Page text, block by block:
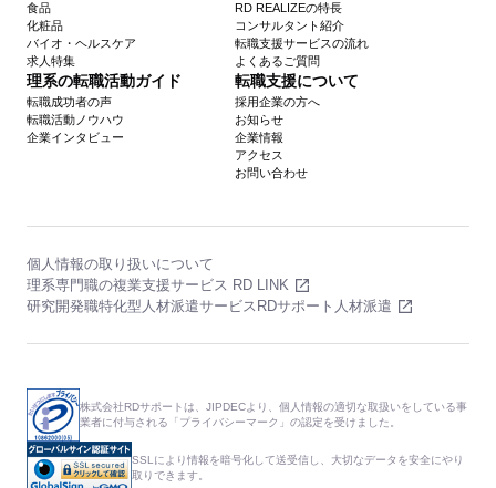
食品
化粧品
バイオ・ヘルスケア
求人特集
RD REALIZEの特長
コンサルタント紹介
転職支援サービスの流れ
よくあるご質問
理系の転職活動ガイド
転職成功者の声
転職活動ノウハウ
企業インタビュー
転職支援について
採用企業の方へ
お知らせ
企業情報
アクセス
お問い合わせ
個人情報の取り扱いについて
理系専門職の複業支援サービス RD LINK
研究開発職特化型人材派遣サービスRDサポート人材派遣
株式会社RDサポートは、JIPDECより、個人情報の適切な取扱いをしている事
業者に付与される「プライバシーマーク」の認定を受けました。
SSLにより情報を暗号化して送受信し、大切なデータを安全にやり
取りできます。